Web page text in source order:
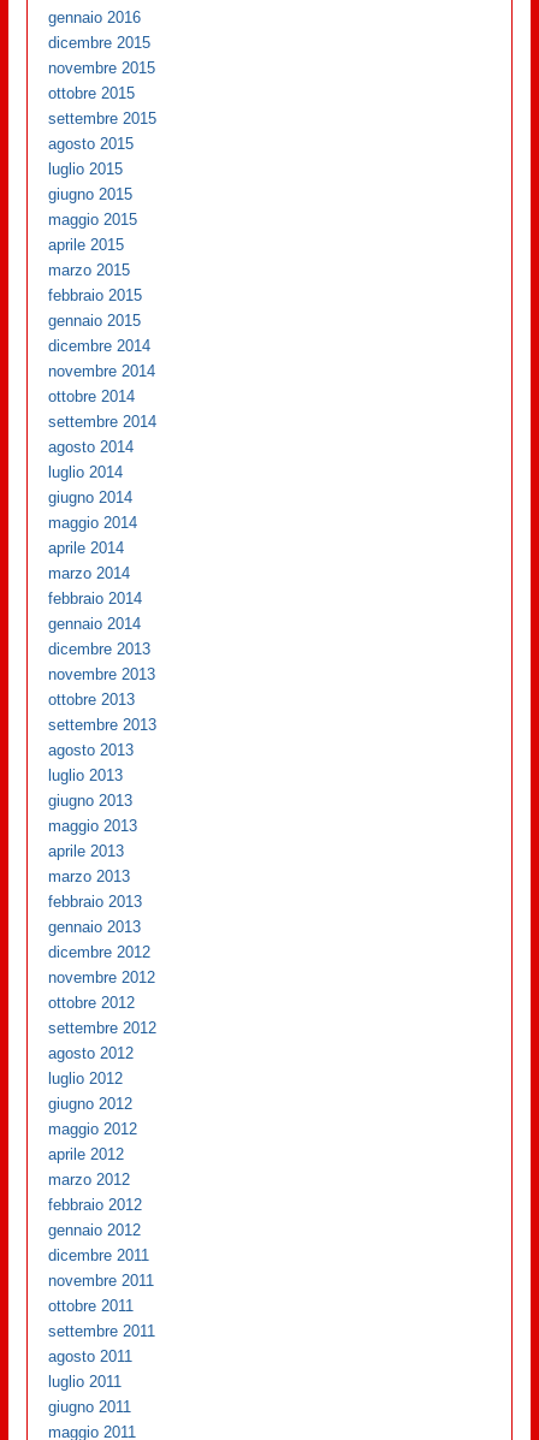
gennaio 2016
dicembre 2015
novembre 2015
ottobre 2015
settembre 2015
agosto 2015
luglio 2015
giugno 2015
maggio 2015
aprile 2015
marzo 2015
febbraio 2015
gennaio 2015
dicembre 2014
novembre 2014
ottobre 2014
settembre 2014
agosto 2014
luglio 2014
giugno 2014
maggio 2014
aprile 2014
marzo 2014
febbraio 2014
gennaio 2014
dicembre 2013
novembre 2013
ottobre 2013
settembre 2013
agosto 2013
luglio 2013
giugno 2013
maggio 2013
aprile 2013
marzo 2013
febbraio 2013
gennaio 2013
dicembre 2012
novembre 2012
ottobre 2012
settembre 2012
agosto 2012
luglio 2012
giugno 2012
maggio 2012
aprile 2012
marzo 2012
febbraio 2012
gennaio 2012
dicembre 2011
novembre 2011
ottobre 2011
settembre 2011
agosto 2011
luglio 2011
giugno 2011
maggio 2011